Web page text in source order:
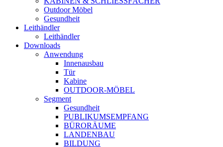
Outdoor Möbel
Gesundheit
Leithändler
Leithändler
Downloads
Anwendung
Innenausbau
Tür
Kabine
OUTDOOR-MÖBEL
Segment
Gesundheit
PUBLIKUMSEMPFANG
BÜRORÄUME
LANDENBAU
BILDUNG